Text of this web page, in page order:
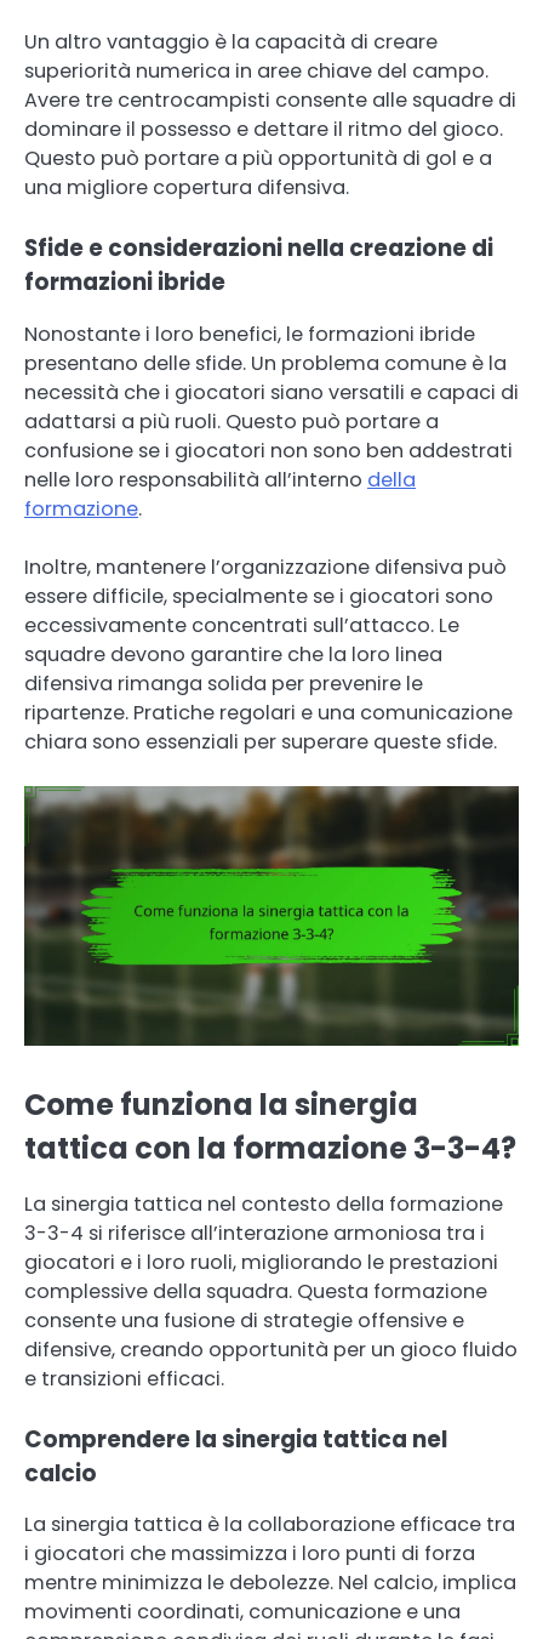
Un altro vantaggio è la capacità di creare
superiorità numerica in aree chiave del campo.
Avere tre centrocampisti consente alle squadre di
dominare il possesso e dettare il ritmo del gioco.
Questo può portare a più opportunità di gol e a
una migliore copertura difensiva.
Sfide e considerazioni nella creazione di
formazioni ibride
Nonostante i loro benefici, le formazioni ibride
presentano delle sfide. Un problema comune è la
necessità che i giocatori siano versatili e capaci di
adattarsi a più ruoli. Questo può portare a
confusione se i giocatori non sono ben addestrati
nelle loro responsabilità all’interno della
formazione.
Inoltre, mantenere l’organizzazione difensiva può
essere difficile, specialmente se i giocatori sono
eccessivamente concentrati sull’attacco. Le
squadre devono garantire che la loro linea
difensiva rimanga solida per prevenire le
ripartenze. Pratiche regolari e una comunicazione
chiara sono essenziali per superare queste sfide.
Come funziona la sinergia
tattica con la formazione 3-3-4?
La sinergia tattica nel contesto della formazione
3-3-4 si riferisce all’interazione armoniosa tra i
giocatori e i loro ruoli, migliorando le prestazioni
complessive della squadra. Questa formazione
consente una fusione di strategie offensive e
difensive, creando opportunità per un gioco fluido
e transizioni efficaci.
Comprendere la sinergia tattica nel
calcio
La sinergia tattica è la collaborazione efficace tra
i giocatori che massimizza i loro punti di forza
mentre minimizza le debolezze. Nel calcio, implica
movimenti coordinati, comunicazione e una